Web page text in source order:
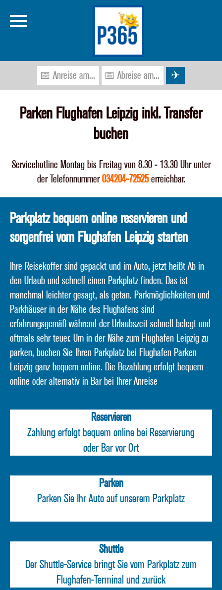
Startseite
Preise
Flughafen
Parken Flughafen Leipzig inkl. Transfer
buchen
Servicehotline Montag bis Freitag von 8.30 - 13.30 Uhr unter
der Telefonnummer034204-72525erreichbar.
Parkplatz bequem online reservieren und
sorgenfrei vom Flughafen Leipzig starten
Ihre Reisekoffer sind gepackt und im Auto, jetzt heißt Ab in
den Urlaub und schnell einen Parkplatz finden. Das ist
manchmal leichter gesagt, als getan. Parkmöglichkeiten und
Parkhäuser in der Nähe des Flughafens sind
erfahrungsgemäß während der Urlaubszeit schnell belegt und
oftmals sehr teuer. Um in der Nähe zum Flughafen Leipzig zu
parken, buchen Sie Ihren Parkplatz bei Flughafen Parken
Leipzig ganz bequem online. Die Bezahlung erfolgt bequem
online oder alternativ in Bar bei Ihrer Anreise
Reservieren
Zahlung erfolgt bequem online bei Reservierung
oder Bar vor Ort
Parken
Parken Sie Ihr Auto auf unserem Parkplatz
Shuttle
Der Shuttle-Service bringt Sie vom Parkplatz zum
Flughafen-Terminal und zurück